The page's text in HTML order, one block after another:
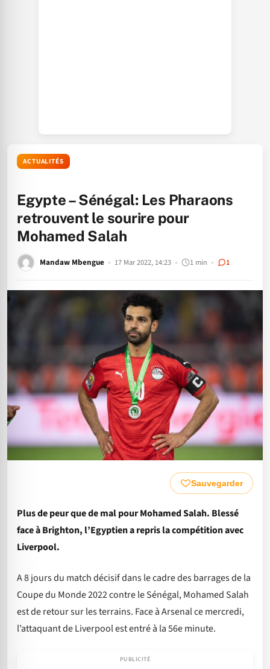
ACTUALITÉS
Egypte – Sénégal: Les Pharaons
retrouvent le sourire pour
Mohamed Salah
Mandaw Mbengue 17 Mar 2022, 14:23 1 min 1
Sauvegarder
Plus de peur que de mal pour Mohamed Salah. Blessé
face à Brighton, l’Egyptien a repris la compétition avec
Liverpool.
A 8 jours du match décisif dans le cadre des barrages de la
Coupe du Monde 2022 contre le Sénégal, Mohamed Salah
est de retour sur les terrains. Face à Arsenal ce mercredi,
l’attaquant de Liverpool est entré à la 56e minute.